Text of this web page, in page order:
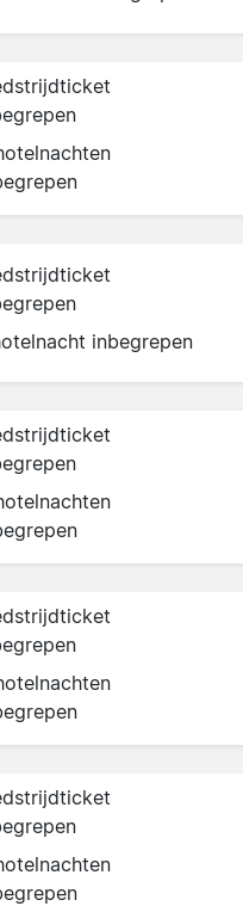
inbegrepen